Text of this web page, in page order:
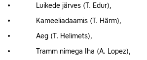
• Luikede järves (T. Edur),
• Kameeliadaamis (T. Härm),
• Aeg (T. Helimets),
• Tramm nimega Iha (A. Lopez),